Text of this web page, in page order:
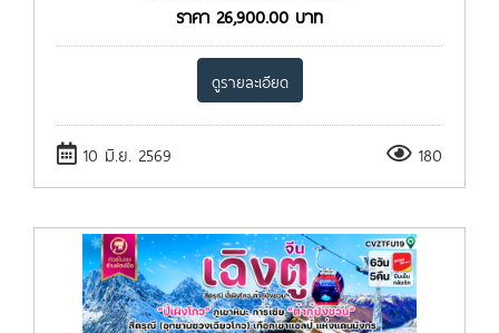
ราคา 26,900.00 บาท
ดูรายละเอียด
10 มิ.ย. 2569 180